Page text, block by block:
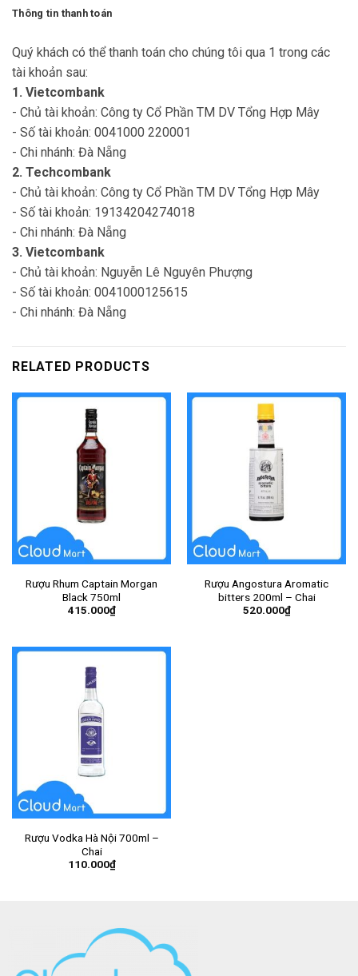
Thông tin thanh toán
Quý khách có thể thanh toán cho chúng tôi qua 1 trong các
tài khoản sau:
1. Vietcombank
- Chủ tài khoản: Công ty Cổ Phần TM DV Tổng Hợp Mây
- Số tài khoản: 0041000 220001
- Chi nhánh: Đà Nẵng
2. Techcombank
- Chủ tài khoản: Công ty Cổ Phần TM DV Tổng Hợp Mây
- Số tài khoản: 19134204274018
- Chi nhánh: Đà Nẵng
3. Vietcombank
- Chủ tài khoản: Nguyễn Lê Nguyên Phượng
- Số tài khoản: 0041000125615
- Chi nhánh: Đà Nẵng
RELATED PRODUCTS
Rượu Rhum Captain Morgan
Black 750ml
415.000₫
Rượu Angostura Aromatic
bitters 200ml – Chai
520.000₫
Rượu Vodka Hà Nội 700ml –
Chai
110.000₫